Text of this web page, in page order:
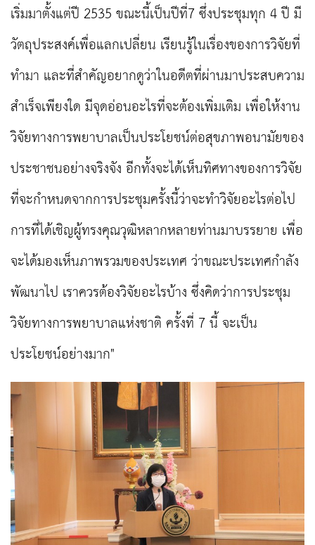
เริ่มมาตั้งแต่ปี 2535 ขณะนี้เป็นปีที่7 ซึ่งประชุมทุก 4 ปี มี
วัตถุประสงค์เพื่อแลกเปลี่ยน เรียนรู้ในเรื่องของการวิจัยที่
ทำมา และที่สำคัญอยากดูว่าในอดีตที่ผ่านมาประสบความ
สำเร็จเพียงใด มีจุดอ่อนอะไรที่จะต้องเพิ่มเติม เพื่อให้งาน
วิจัยทางการพยาบาลเป็นประโยชน์ต่อสุขภาพอนามัยของ
ประชาชนอย่างจริงจัง อีกทั้งจะได้เห็นทิศทางของการวิจัย
ที่จะกำหนดจากการประชุมครั้งนี้ว่าจะทำวิจัยอะไรต่อไป
การที่ได้เชิญผู้ทรงคุณวุฒิหลากหลายท่านมาบรรยาย เพื่อ
จะได้มองเห็นภาพรวมของประเทศ ว่าขณะประเทศกำลัง
พัฒนาไป เราควรต้องวิจัยอะไรบ้าง ซึ่งคิดว่าการประชุม
วิจัยทางการพยาบาลแห่งชาติ ครั้งที่ 7 นี้ จะเป็น
ประโยชน์อย่างมาก"